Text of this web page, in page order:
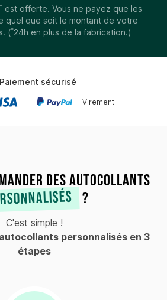
* est offerte. Vous ne payez que les
quel que soit le montant de votre
(*24h en plus de la fabrication.)
Paiement sécurisé
Virement
des autocollants
?
C'est simple !
personnalisés en 3
étapes